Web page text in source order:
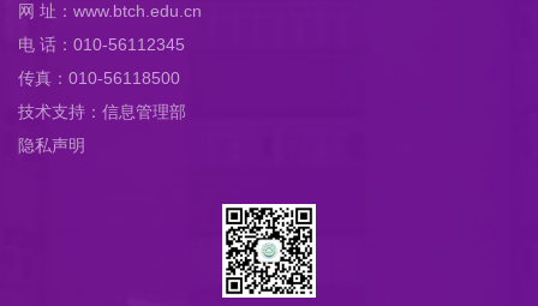
网 址：www.btch.edu.cn
电 话：010-56112345
传真：010-56118500
技术支持：信息管理部
隐私声明